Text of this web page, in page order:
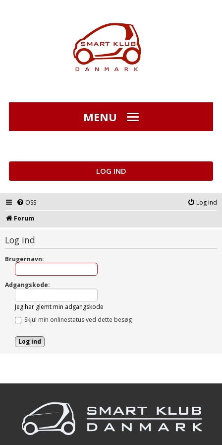
MENU
LOG IND
OSS
Log ind
Forum
Log ind
Brugernavn:
Adgangskode:
Jeg har glemt min adgangskode
Skjul min onlinestatus ved dette besøg